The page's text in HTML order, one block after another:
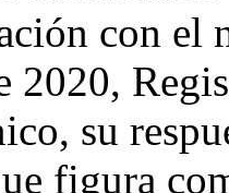
con el
2020,
su
figura